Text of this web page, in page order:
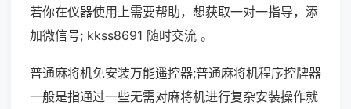
若你在仪器使用上需要帮助，想获取一对一指导，添
加微信号; kkss8691 随时交流 。
普通麻将机免安装万能遥控器;普通麻将机程序控牌器
一般是指通过一些无需对麻将机进行复杂安装操作就